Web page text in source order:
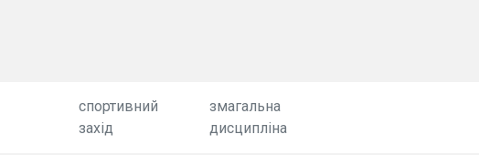
спортивний
захід
змагальна
дисципліна